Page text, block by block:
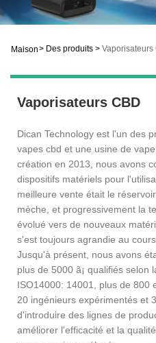
Maison> Des produits > Vaporisateurs
Vaporisateurs CBD
Dican Technology est l'un des
vapes cbd et une usine de
création en 2013, nous avons
dispositifs matériels pour
meilleure vente était le
mèche, et progressivement la
évolué vers de nouveaux
s'est toujours agrandie au
Jusqu'à présent, nous avons
plus de 5000 ã¡ qualifiés selon
ISO14000: 14001, plus de 800
20 ingénieurs expérimentés et
d'introduire des lignes de
améliorer l'efficacité et la